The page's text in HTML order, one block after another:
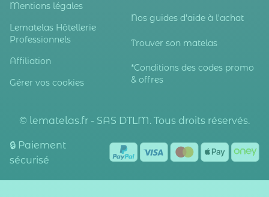
Mentions légales
Lematelas Hôtellerie
Professionnels
Affiliation
Gérer vos cookies
Nos guides d'aide à l'achat
Trouver son matelas
*Conditions des codes promo
& offres
© lematelas.fr - SAS DTLM. Tous droits réservés.
🔒 Paiement
sécurisé